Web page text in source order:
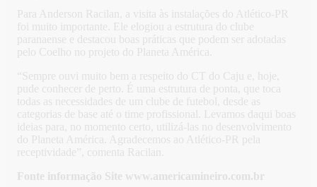
Para Anderson Racilan, a visita às instalações do Atlético-PR
foi muito importante. Ele elogiou a estrutura do clube
paranaense e destacou boas práticas que podem ser adotadas
pelo Coelho no projeto do Planeta América.
“Sempre ouvi muito bem a respeito do CT do Caju e, hoje,
pude conhecer de perto. É uma estrutura de ponta, que toca
todas as necessidades de um clube de futebol, desde as
categorias de base até o time profissional. Levamos daqui boas
ideias para, no momento certo, utilizá-las no desenvolvimento
do Planeta América. Agradecemos ao Atlético-PR pela
receptividade”, comenta Racilan.
Fonte informação Site www.americamineiro.com.br